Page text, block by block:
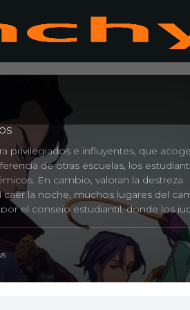
privilegiados e influyentes, que
de otras escuelas, los
En cambio, valoran la destreza
caer la noche, muchos lugares del
el consejo estudiantil, donde los
casa”, un estudiante clasificado entre
circunstancias pronto cambian
a la academia. A pesar de las
del juego de la escuela,